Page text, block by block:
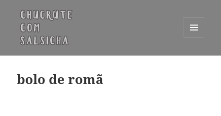
WIDGETS
bolo de romã